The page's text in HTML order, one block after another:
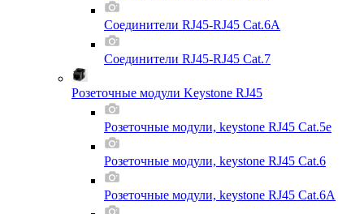
Соединители RJ45-RJ45 Cat.6A
Соединители RJ45-RJ45 Cat.7
Розеточные модули Keystone RJ45
Розеточные модули, keystone RJ45 Cat.5e
Розеточные модули, keystone RJ45 Cat.6
Розеточные модули, keystone RJ45 Cat.6A